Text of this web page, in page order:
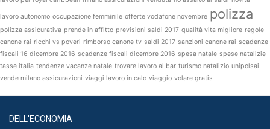
lavoro autonomo occupazione femminile offerte vodafone novembre polizza
polizza assicurativa prende in affitto previsioni saldi 2017 qualità vita migliore regole
canone rai ricchi vs poveri rimborso canone tv saldi 2017 sanzioni canone rai scadenze
fiscali 16 dicembre 2016 scadenze fiscali dicembre 2016 spesa natale spese natalizie
tasse italia tendenze vacanze natale trovare lavoro al bar turismo natalizio unipolsai
vende milano assicurazioni viaggi lavoro in calo viaggio volare gratis
DELL'ECONOMIA